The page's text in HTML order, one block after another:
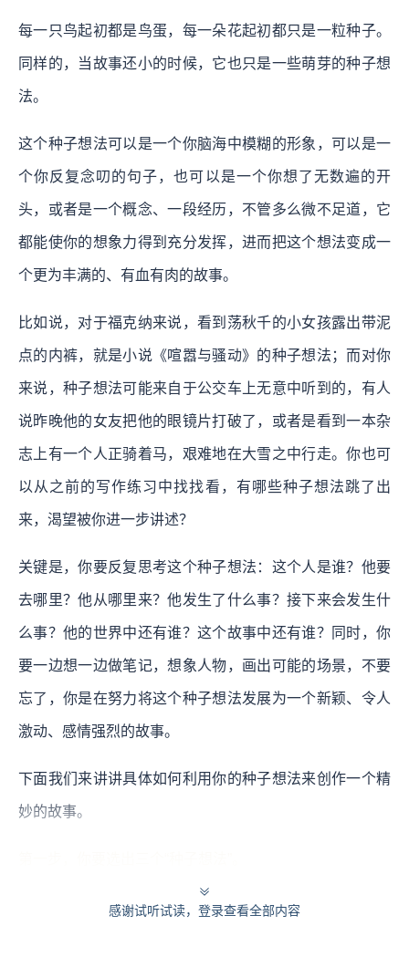
每一只鸟起初都是鸟蛋，每一朵花起初都只是一粒种子。
同样的，当故事还小的时候，它也只是一些萌芽的种子想
法。
这个种子想法可以是一个你脑海中模糊的形象，可以是一
个你反复念叨的句子，也可以是一个你想了无数遍的开
头，或者是一个概念、一段经历，不管多么微不足道，它
都能使你的想象力得到充分发挥，进而把这个想法变成一
个更为丰满的、有血有肉的故事。
比如说，对于福克纳来说，看到荡秋千的小女孩露出带泥
点的内裤，就是小说《喧嚣与骚动》的种子想法；而对你
来说，种子想法可能来自于公交车上无意中听到的，有人
说昨晚他的女友把他的眼镜片打破了，或者是看到一本杂
志上有一个人正骑着马，艰难地在大雪之中行走。你也可
以从之前的写作练习中找找看，有哪些种子想法跳了出
来，渴望被你进一步讲述？
关键是，你要反复思考这个种子想法：这个人是谁？他要
去哪里？他从哪里来？他发生了什么事？接下来会发生什
么事？他的世界中还有谁？这个故事中还有谁？同时，你
要一边想一边做笔记，想象人物，画出可能的场景，不要
忘了，你是在努力将这个种子想法发展为一个新颖、令人
激动、感情强烈的故事。
下面我们来讲讲具体如何利用你的种子想法来创作一个精
妙的故事。
不管是你偶然听到的、看到的、别人告诉你的或是你亲身
感谢试听试读，登录查看全部内容